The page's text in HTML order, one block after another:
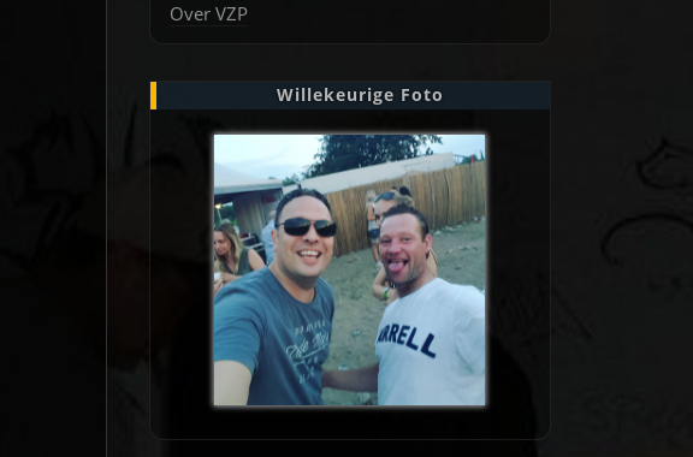
Over VZP
Willekeurige Foto